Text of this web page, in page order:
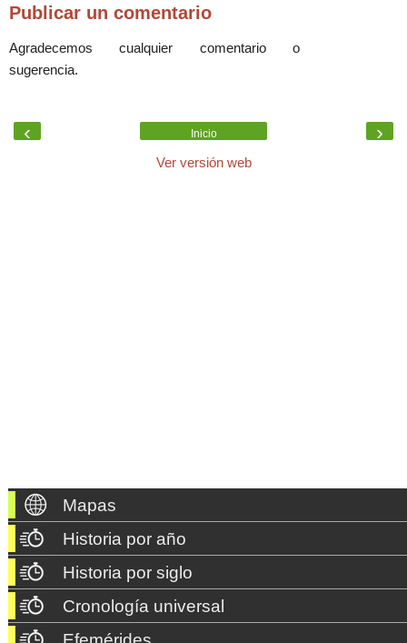
Publicar un comentario
Agradecemos cualquier comentario o
sugerencia.
‹ ›
Inicio
Ver versión web
Mapas
Historia por año
Historia por siglo
Cronología universal